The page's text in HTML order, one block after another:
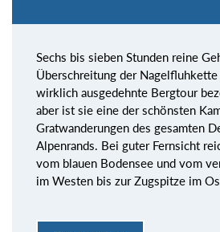
Sechs bis sieben Stunden reine
Überschreitung der Nagelfluhkette
wirklich ausgedehnte Bergtour
aber ist sie eine der schönsten
Gratwanderungen des gesamten
Alpenrands. Bei guter Fernsicht
vom blauen Bodensee und vom
im Westen bis zur Zugspitze im